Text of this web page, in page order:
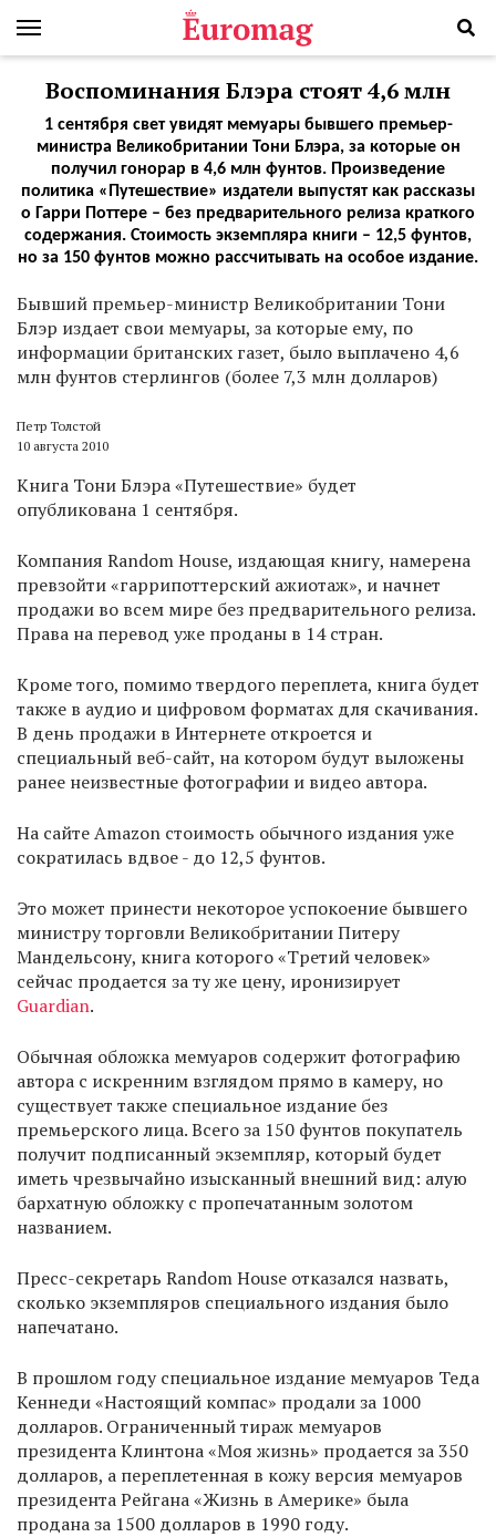
Воспоминания Блэра стоят 4,6 млн
1 сентября свет увидят мемуары бывшего премьер-
министра Великобритании Тони Блэра, за которые он
получил гонорар в 4,6 млн фунтов. Произведение
политика «Путешествие» издатели выпустят как рассказы
о Гарри Поттере – без предварительного релиза краткого
содержания. Стоимость экземпляра книги – 12,5 фунтов,
но за 150 фунтов можно рассчитывать на особое издание.
Бывший премьер-министр Великобритании Тони
Блэр издает свои мемуары, за которые ему, по
информации британских газет, было выплачено 4,6
млн фунтов стерлингов (более 7,3 млн долларов)
Петр Толстой
10 августа 2010
Книга Тони Блэра «Путешествие» будет
опубликована 1 сентября.
Компания Random House, издающая книгу, намерена
превзойти «гаррипоттерский ажиотаж», и начнет
продажи во всем мире без предварительного релиза.
Права на перевод уже проданы в 14 стран.
Кроме того, помимо твердого переплета, книга будет
также в аудио и цифровом форматах для скачивания.
В день продажи в Интернете откроется и
специальный веб-сайт, на котором будут выложены
ранее неизвестные фотографии и видео автора.
На сайте Amazon стоимость обычного издания уже
сократилась вдвое - до 12,5 фунтов.
Это может принести некоторое успокоение бывшего
министру торговли Великобритании Питеру
Мандельсону, книга которого «Третий человек»
сейчас продается за ту же цену, иронизирует
Guardian.
Обычная обложка мемуаров содержит фотографию
автора с искренним взглядом прямо в камеру, но
существует также специальное издание без
премьерского лица. Всего за 150 фунтов покупатель
получит подписанный экземпляр, который будет
иметь чрезвычайно изысканный внешний вид: алую
бархатную обложку с пропечатанным золотом
названием.
Пресс-секретарь Random House отказался назвать,
сколько экземпляров специального издания было
напечатано.
В прошлом году специальное издание мемуаров Теда
Кеннеди «Настоящий компас» продали за 1000
долларов. Ограниченный тираж мемуаров
президента Клинтона «Моя жизнь» продается за 350
долларов, а переплетенная в кожу версия мемуаров
президента Рейгана «Жизнь в Америке» была
продана за 1500 долларов в 1990 году.